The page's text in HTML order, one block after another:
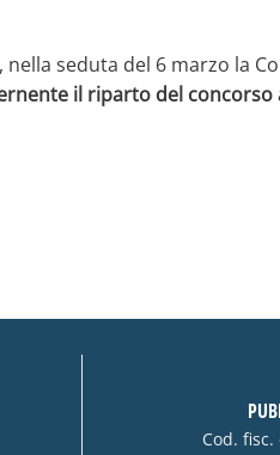
seduta del 6 marzo la
il riparto del concorso
Cod. fisc.